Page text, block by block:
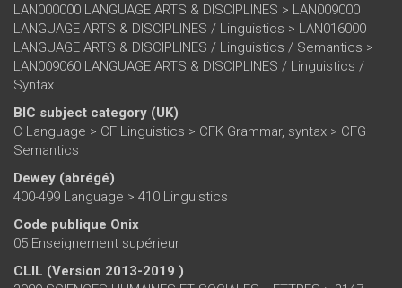
LAN000000 LANGUAGE ARTS & DISCIPLINES > LAN009000
LANGUAGE ARTS & DISCIPLINES / Linguistics > LAN016000
LANGUAGE ARTS & DISCIPLINES / Linguistics / Semantics >
LAN009060 LANGUAGE ARTS & DISCIPLINES / Linguistics /
Syntax
BIC subject category (UK)
C Language > CF Linguistics > CFK Grammar, syntax > CFG
Semantics
Dewey (abrégé)
400-499 Language > 410 Linguistics
Code publique Onix
05 Enseignement supérieur
CLIL (Version 2013-2019 )